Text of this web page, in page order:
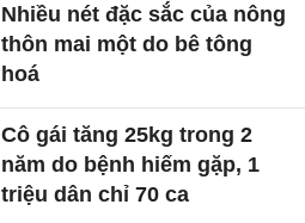
Nhiều nét đặc sắc của nông
thôn mai một do bê tông
hoá
Cô gái tăng 25kg trong 2
năm do bệnh hiếm gặp, 1
triệu dân chỉ 70 ca